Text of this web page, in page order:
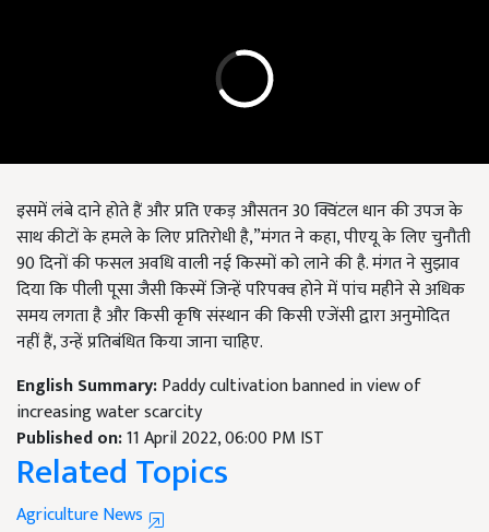
इसमें लंबे दाने होते हैं और प्रति एकड़ औसतन 30 क्विंटल धान की उपज के
साथ कीटों के हमले के लिए प्रतिरोधी है,”मंगत ने कहा, पीएयू के लिए चुनौती
90 दिनों की फसल अवधि वाली नई किस्मों को लाने की है. मंगत ने सुझाव
दिया कि पीली पूसा जैसी किस्में जिन्हें परिपक्व होने में पांच महीने से अधिक
समय लगता है और किसी कृषि संस्थान की किसी एजेंसी द्वारा अनुमोदित
नहीं हैं, उन्हें प्रतिबंधित किया जाना चाहिए.
English Summary:Paddy cultivation banned in view of
increasing water scarcity
Published on:11 April 2022, 06:00 PM IST
Related Topics
Agriculture News